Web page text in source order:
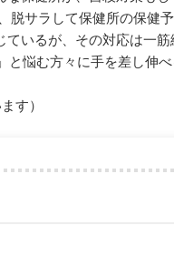
サラして保健所の保健
ているが、その対応は一
悩む方々に手を差し伸べ
す）